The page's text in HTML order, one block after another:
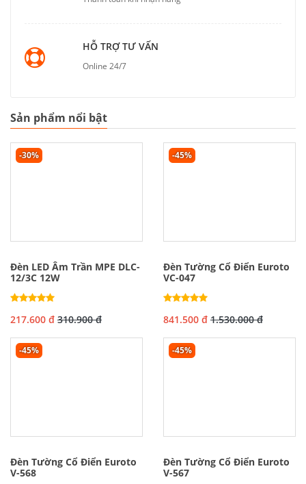
HỖ TRỢ TƯ VẤN
Online 24/7
Sản phẩm nổi bật
-30%
Đèn LED Âm Trần MPE DLC-
12/3C 12W
217.600 đ 310.900 đ
-45%
Đèn Tường Cổ Điển Euroto
VC-047
841.500 đ 1.530.000 đ
-45%
Đèn Tường Cổ Điển Euroto
V-568
-45%
Đèn Tường Cổ Điển Euroto
V-567